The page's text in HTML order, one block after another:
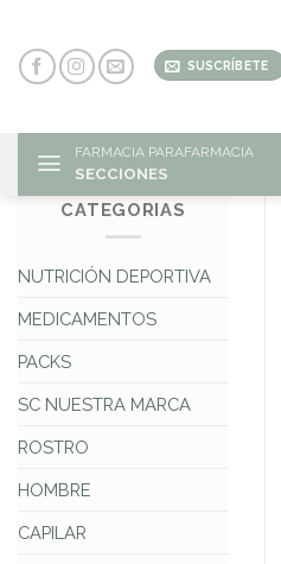
content
SUSCRÍBETE
FARMACIA PARAFARMACIA
SECCIONES
CATEGORIAS
NUTRICIÓN DEPORTIVA
MEDICAMENTOS
PACKS
SC NUESTRA MARCA
ROSTRO
HOMBRE
CAPILAR